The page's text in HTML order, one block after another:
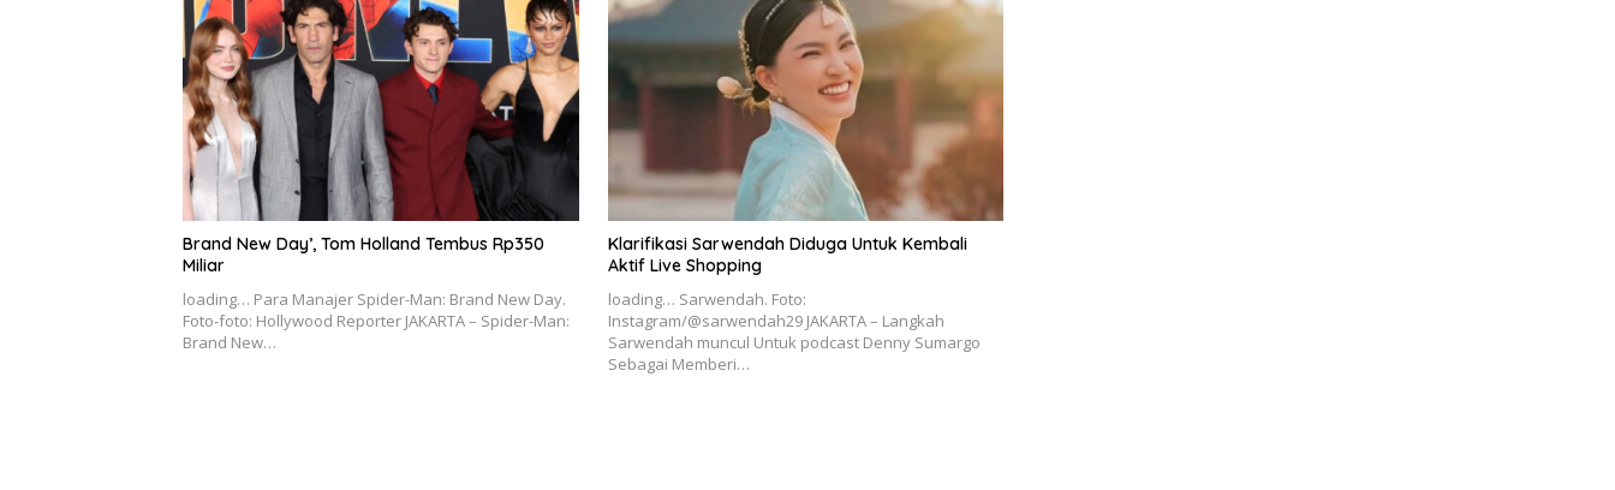
Brand New Day’, Tom Holland Tembus Rp350
Miliar
loading… Para Manajer Spider-Man: Brand New Day.
Foto-foto: Hollywood Reporter JAKARTA – Spider-Man:
Brand New…
Klarifikasi Sarwendah Diduga Untuk Kembali
Aktif Live Shopping
loading… Sarwendah. Foto:
Instagram/@sarwendah29 JAKARTA – Langkah
Sarwendah muncul Untuk podcast Denny Sumargo
Sebagai Memberi…